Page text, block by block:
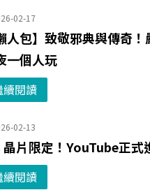
02-17
人包】致敬邪典與傳奇
一個人玩
續閱讀
02-13
晶片限定！YouTube正
續閱讀